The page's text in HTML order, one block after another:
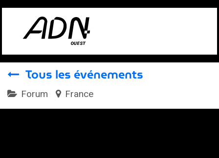
Se rendre au contenu
Tous les événements
Forum France